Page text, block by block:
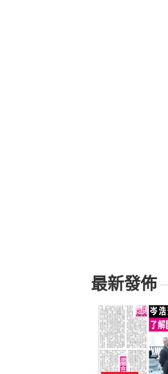
最新發佈